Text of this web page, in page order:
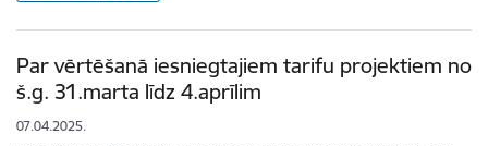
Par vērtēšanā iesniegtajiem tarifu projektiem no
š.g. 31.marta līdz 4.aprīlim
07.04.2025.